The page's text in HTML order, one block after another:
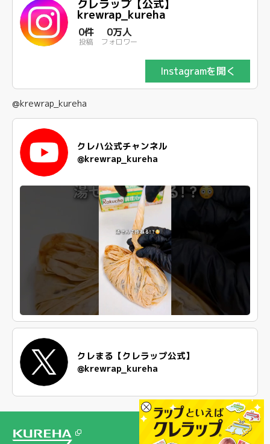
クレラップ【公式】
krewrap_kureha
0件
投稿
0万人
フォロワー
Instagramを開く
@krewrap_kureha
クレハ公式チャンネル
@krewrap_kureha
クレまる【クレラップ公式】
@krewrap_kureha